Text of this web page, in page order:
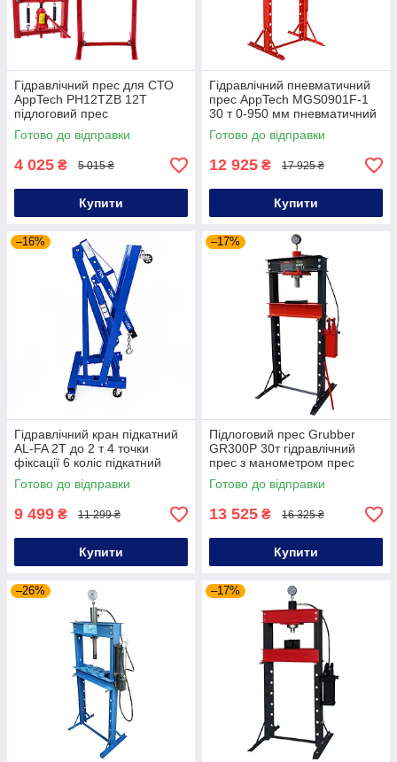
Гідравлічний прес для СТО
AppTech PH12TZB 12Т
підлоговий прес
Готово до відправки
4 025 ₴ 5 015 ₴
Купити
Гідравлічний пневматичний
прес AppTech MGS0901F-1
30 т 0-950 мм пневматичний
прес
Готово до відправки
12 925 ₴ 17 925 ₴
Купити
–16%
Гідравлічний кран підкатний
AL-FA 2T до 2 т 4 точки
фіксації 6 коліс підкатний
гідравлічний кран гаражний
для зняття двигуна
Готово до відправки
9 499 ₴ 11 299 ₴
Купити
–17%
Підлоговий прес Grubber
GR300P 30т гідравлічний
прес з манометром прес
гідравлічний для автосервісу
Готово до відправки
13 525 ₴ 16 325 ₴
Купити
–26% –17%